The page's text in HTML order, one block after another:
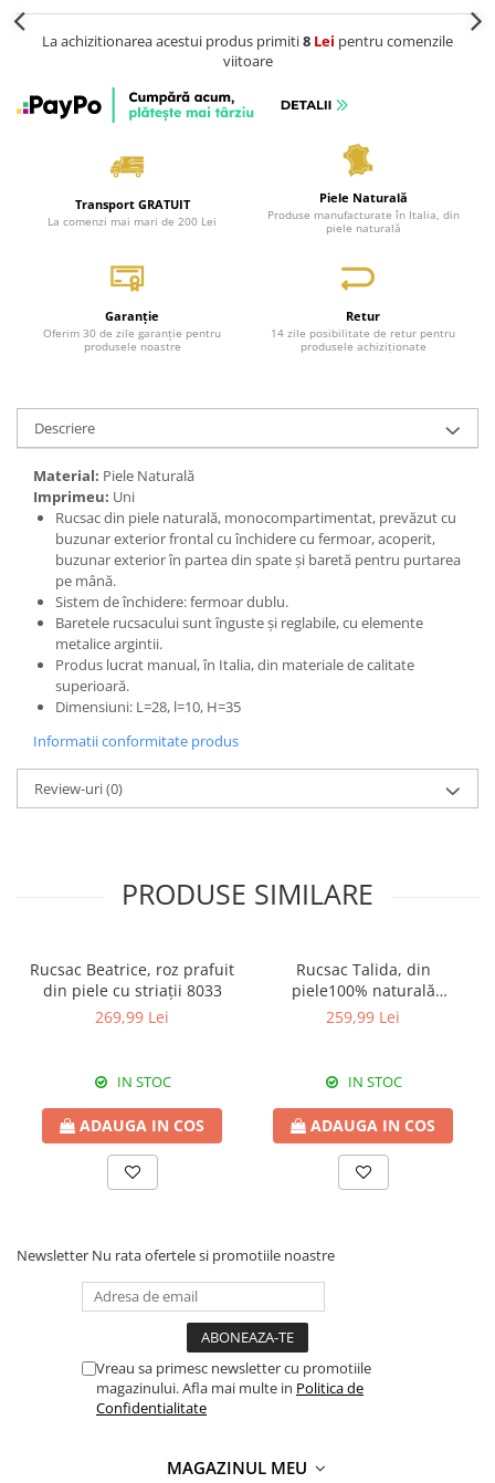
La achizitionarea acestui produs primiti8 Lei pentru comenzile
viitoare
Transport GRATUIT
La comenzi mai mari de 200 Lei
Piele Naturală
Produse manufacturate în Italia, din
piele naturală
Garanție
Oferim 30 de zile garanție pentru
produsele noastre
Retur
14 zile posibilitate de retur pentru
produsele achiziționate
Descriere
Material: Piele Naturală
Imprimeu: Uni
Rucsac din piele naturală, monocompartimentat, prevăzut cu
buzunar exterior frontal cu închidere cu fermoar, acoperit,
buzunar exterior în partea din spate și baretă pentru purtarea
pe mână.
Sistem de închidere: fermoar dublu.
Baretele rucsacului sunt înguste și reglabile, cu elemente
metalice argintii.
Produs lucrat manual, în Italia, din materiale de calitate
superioară.
Dimensiuni: L=28, l=10, H=35
Informatii conformitate produs
Review-uri(0)
PRODUSE SIMILARE
Rucsac Beatrice, roz prafuit
din piele cu striații 8033
269,99 Lei
IN STOC
ADAUGA IN COS
Rucsac Talida, din
piele100% naturală
magenta, 8111
259,99 Lei
IN STOC
ADAUGA IN COS
Newsletter Nu rata ofertele si promotiile noastre
Vreau sa primesc newsletter cu promotiile
magazinului. Afla mai multe in Politica de
Confidentialitate
MAGAZINUL MEU